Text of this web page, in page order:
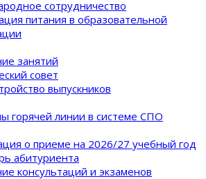
сотрудничество
питания в образовательной
занятий
совет
выпускников
горячей линии в системе СПО
о приеме на 2026/27 учебный год
абитуриента
консультаций и экзаменов